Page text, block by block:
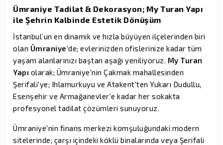
Ümraniye Tadilat & Dekorasyon; My Turan Yapı
ile Şehrin Kalbinde Estetik Dönüşüm
İstanbul’un en dinamik ve hızla büyüyen ilçelerinden biri
olan Ümraniye'de; evlerinizden ofislerinize kadar tüm
yaşam alanlarınızı baştan aşağı yeniliyoruz. My Turan
Yapı olarak; Ümraniye'nin Çakmak mahallesinden
Şerifali'ye; Ihlamurkuyu ve Atakent'ten Yukarı Dudullu,
Esenşehir ve Armağanevler'e kadar her sokakta
profesyonel tadilat çözümleri sunuyoruz.
Ümraniye'nin finans merkezi komşuluğundaki modern
sitelerinde; çarşı içindeki köklü binalarında veya Şerifali